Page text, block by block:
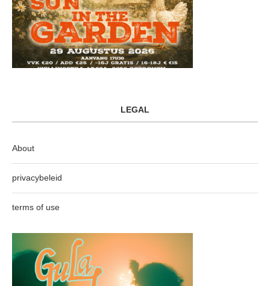
LEGAL
About
privacybeleid
terms of use